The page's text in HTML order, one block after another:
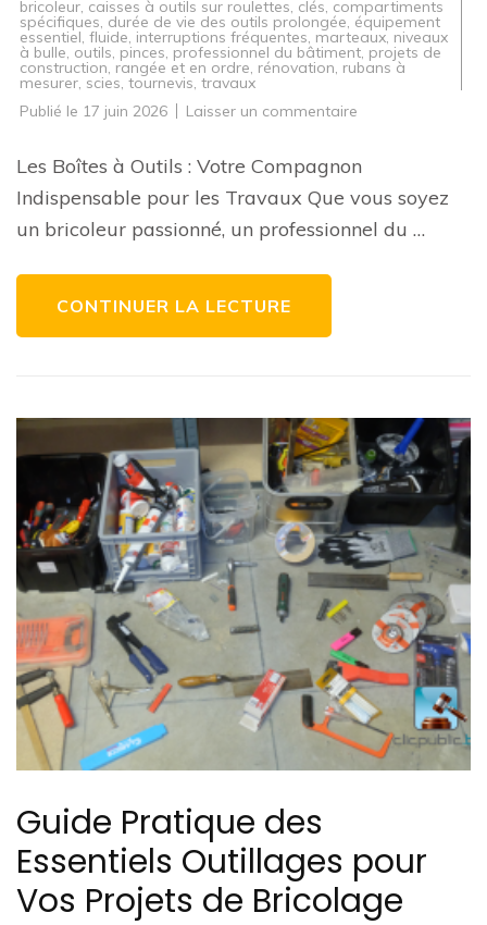
bricoleur, caisses à outils sur roulettes, clés, compartiments
spécifiques, durée de vie des outils prolongée, équipement
essentiel, fluide, interruptions fréquentes, marteaux, niveaux
à bulle, outils, pinces, professionnel du bâtiment, projets de
construction, rangée et en ordre, rénovation, rubans à
mesurer, scies, tournevis, travaux
Publié le 17 juin 2026 Laisser un commentaire
boîtes
outils
Trouvez
Les Boîtes à Outils : Votre Compagnon
Indispensable pour les Travaux Que vous soyez
un bricoleur passionné, un professionnel du …
CONTINUER LA LECTURE
Guide Pratique des
Essentiels Outillages pour
Vos Projets de Bricolage